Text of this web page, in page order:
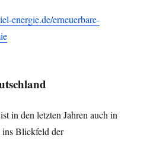
energie.de/erneuerbare-
in den letzten Jahren auch in
ins Blickfeld der